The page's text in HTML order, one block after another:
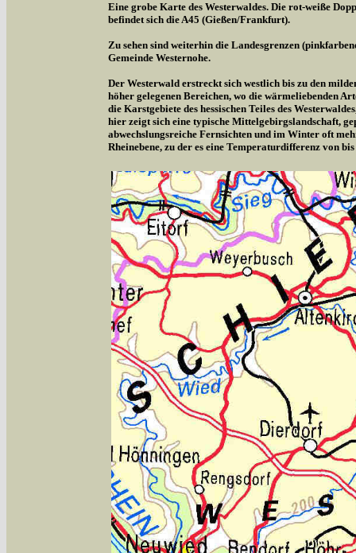
Eine grobe Karte des Westerwaldes. Die rot-weiße
befindet sich die A45 (Gießen/Frankfurt).
Zu sehen sind weiterhin die Landesgrenzen
Gemeinde Westernohe.
Der Westerwald erstreckt sich westlich bis zu den
höher gelegenen Bereichen, wo die wärmeliebenden
die Karstgebiete des hessischen Teiles des
hier zeigt sich eine typische Mittelgebirgslandschaft,
abwechslungsreiche Fernsichten und im Winter oft
Rheinebene, zu der es eine Temperaturdifferenz von